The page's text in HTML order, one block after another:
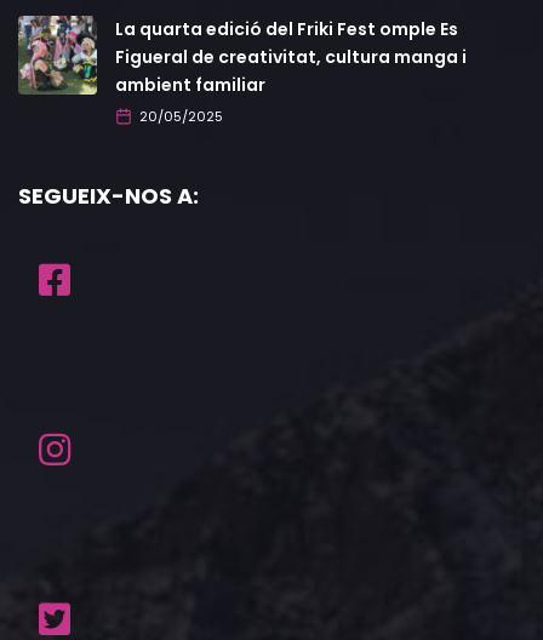
La quarta edició del Friki Fest omple Es
Figueral de creativitat, cultura manga i
ambient familiar
20/05/2025
SEGUEIX-NOS A: